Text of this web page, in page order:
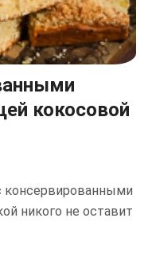
кокосовой
консервированными
никого не оставит